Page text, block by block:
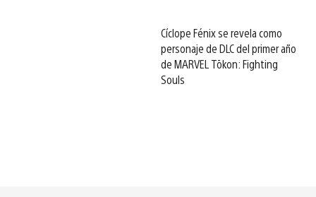
Cíclope Fénix se revela como
personaje de DLC del primer año
de MARVEL Tōkon: Fighting
Souls